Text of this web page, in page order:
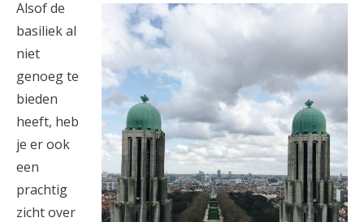
Alsof de
basiliek al
niet
genoeg te
bieden
heeft, heb
je er ook
een
prachtig
zicht over